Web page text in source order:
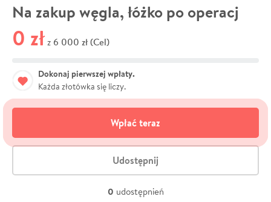
Na zakup węgla, łóżko po operacj
0 zł z 6 000 zł (Cel)
Dokonaj pierwszej wpłaty.
Każda złotówka się liczy.
Wpłać teraz
Udostępnij
0 udostępnień